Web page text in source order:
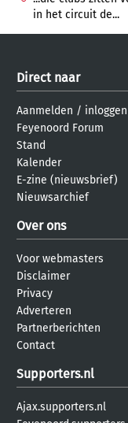
in het circuit de...
Direct naar
Aanmelden / inloggen
Feyenoord Forum
Stand
Kalender
E-zine (nieuwsbrief)
Nieuwsarchief
Over ons
Voor webmasters
Disclaimer
Privacy
Adverteren
Partnerberichten
Contact
Supporters.nl
Ajax.supporters.nl